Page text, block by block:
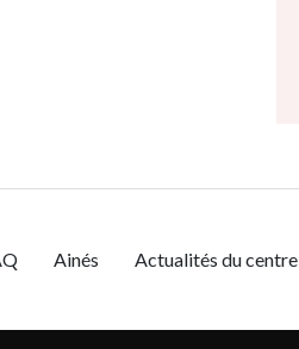
Ainés Actualités du centre